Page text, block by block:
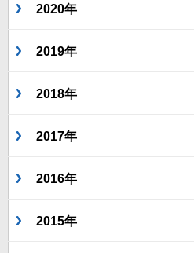
2020年
2019年
2018年
2017年
2016年
2015年